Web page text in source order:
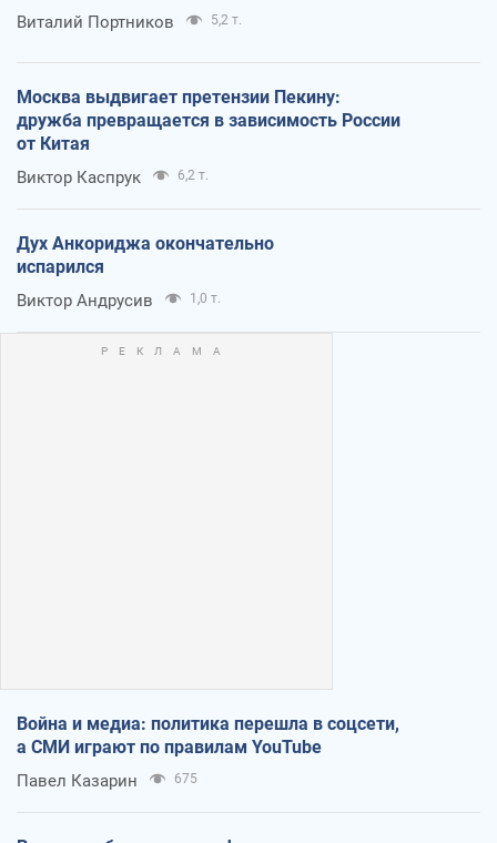
Виталий Портников 5,2 т.
Москва выдвигает претензии Пекину:
дружба превращается в зависимость России
от Китая
Виктор Каспрук 6,2 т.
Дух Анкориджа окончательно
испарился
Виктор Андрусив 1,0 т.
Война и медиа: политика перешла в соцсети,
а СМИ играют по правилам YouTube
Павел Казарин 675